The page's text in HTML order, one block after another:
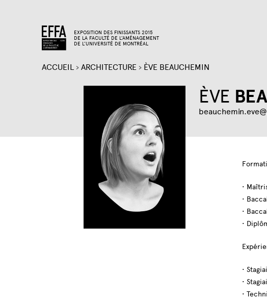
EXPOSITION DES FINISSANTS 2015
DE LA FACULTÉ DE L’AMÉNAGEMENT
DE L’UNIVERSITÉ DE MONTRÉAL
ICI
ACCUEIL ›ARCHITECTURE › ÈVE BEAUCHEMIN
ÈVE
•
•
•
•
•
•
•